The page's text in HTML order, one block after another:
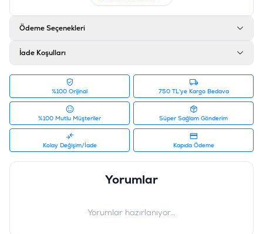
Ödeme Seçenekleri
İade Koşulları
%100 Orijinal 750 TL'ye Kargo Bedava
%100 Mutlu Müşteriler Süper Sağlam Gönderim
Kolay Değişim/İade Kapıda Ödeme
Yorumlar
Yorumlar hazırlanıyor...